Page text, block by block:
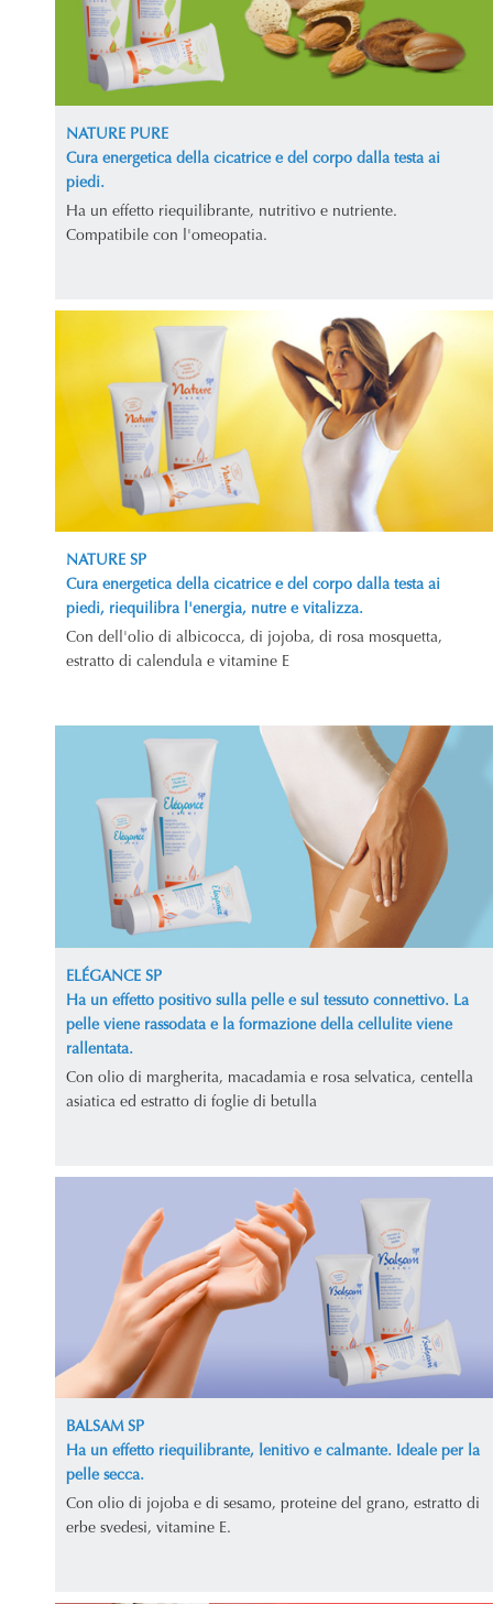
NATURE PURE
Cura energetica della cicatrice e del corpo dalla testa ai
piedi.
Ha un effetto riequilibrante, nutritivo e nutriente.
Compatibile con l'omeopatia.
NATURE SP
Cura energetica della cicatrice e del corpo dalla testa ai
piedi, riequilibra l'energia, nutre e vitalizza.
Con dell'olio di albicocca, di jojoba, di rosa mosquetta,
estratto di calendula e vitamine E
ELÉGANCE SP
Ha un effetto positivo sulla pelle e sul tessuto connettivo. La
pelle viene rassodata e la formazione della cellulite viene
rallentata.
Con olio di margherita, macadamia e rosa selvatica, centella
asiatica ed estratto di foglie di betulla
BALSAM SP
Ha un effetto riequilibrante, lenitivo e calmante. Ideale per la
pelle secca.
Con olio di jojoba e di sesamo, proteine del grano, estratto di
erbe svedesi, vitamine E.